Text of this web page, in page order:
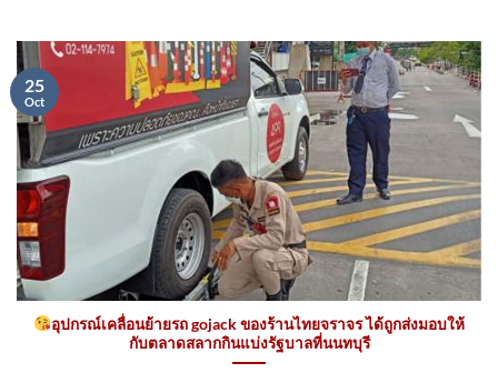
อุปกรณ์เคลื่อนย้ายรถ gojack ของร้านไทยจราจร ได้ถูกส่งมอบให้
กับตลาดสลากกินแบ่งรัฐบาลที่นนทบุรี
25
Oct